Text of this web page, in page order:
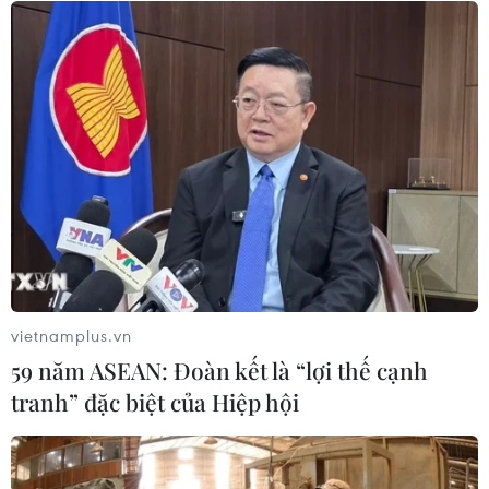
Amazon lần đầu tiên đạt mức vốn
hóa 3.000 tỷ USD nhờ làn sóng lạc
quan mới về AI
03/08/2026 14:35
MB chuẩn bị trả cổ tức cho cổ đông
15%, nâng vốn điều lệ lên 100.000 tỷ
đồng
03/08/2026 13:47
TotalEnergies thâu tóm một phần
mảng năng lượng tái tạo của Shell
03/08/2026 10:33
vietnamplus.vn
59 năm ASEAN: Đoàn kết là “lợi thế cạnh
tranh” đặc biệt của Hiệp hội